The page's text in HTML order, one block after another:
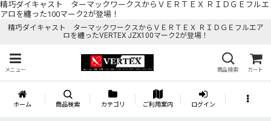
精巧ダイキャスト ターマックワークスからＶＥＲＴＥＸ ＲＩＤＧＥフルエ
アロを纏った100マーク2が登場！
精巧ダイキャスト ターマックワークスからＶＥＲＴＥＸ ＲＩＤＧＥフルエア
ロを纏ったVERTEX JZX100マーク2が登場！
メニュー 商品検索 カート
ホーム 商品検索 カテゴリ ご利用案内 ログイン